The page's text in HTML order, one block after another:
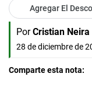
Agregar El
Por Cristian Neira
28 de diciembre de
Comparte esta nota: